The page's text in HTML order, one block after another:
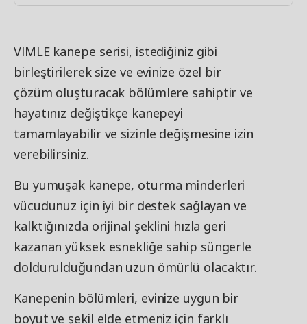
VIMLE kanepe serisi, istediğiniz gibi
birleştirilerek size ve evinize özel bir
çözüm oluşturacak bölümlere sahiptir ve
hayatınız değiştikçe kanepeyi
tamamlayabilir ve sizinle değişmesine izin
verebilirsiniz.
Bu yumuşak kanepe, oturma minderleri
vücudunuz için iyi bir destek sağlayan ve
kalktığınızda orijinal şeklini hızla geri
kazanan yüksek esnekliğe sahip süngerle
doldurulduğundan uzun ömürlü olacaktır.
Kanepenin bölümleri, evinize uygun bir
boyut ve şekil elde etmeniz için farklı